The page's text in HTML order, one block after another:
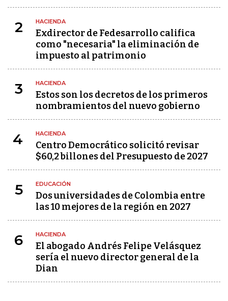
2 HACIENDA
Exdirector de Fedesarrollo califica
como "necesaria" la eliminación de
impuesto al patrimonio
3 HACIENDA
Estos son los decretos de los primeros
nombramientos del nuevo gobierno
4 HACIENDA
Centro Democrático solicitó revisar
$60,2 billones del Presupuesto de 2027
5 EDUCACIÓN
Dos universidades de Colombia entre
las 10 mejores de la región en 2027
6 HACIENDA
El abogado Andrés Felipe Velásquez
sería el nuevo director general de la
Dian